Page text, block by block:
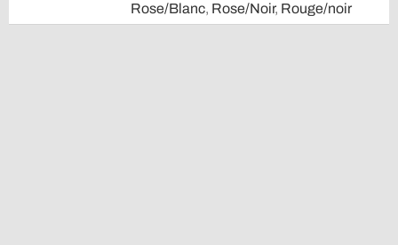
Rose/Blanc, Rose/Noir, Rouge/noir